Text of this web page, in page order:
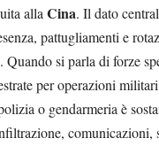
alla Cina. Il dato
pattugliamenti e
si parla di forze
per operazioni
o gendarmeria è
comunicazioni,